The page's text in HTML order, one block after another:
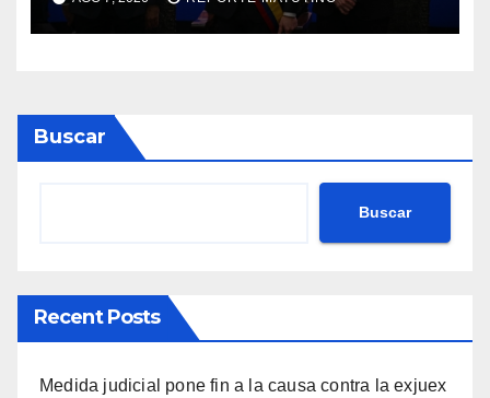
2026-2030
Buscar
Buscar
Recent Posts
Medida judicial pone fin a la causa contra la exjuex